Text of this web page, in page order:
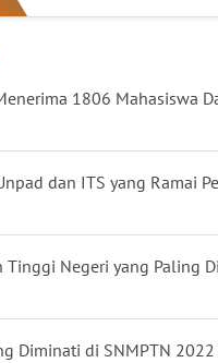
1806 Mahasiswa
dan ITS yang Ramai
Tinggi Negeri yang Paling
Diminati di SNMPTN 2022